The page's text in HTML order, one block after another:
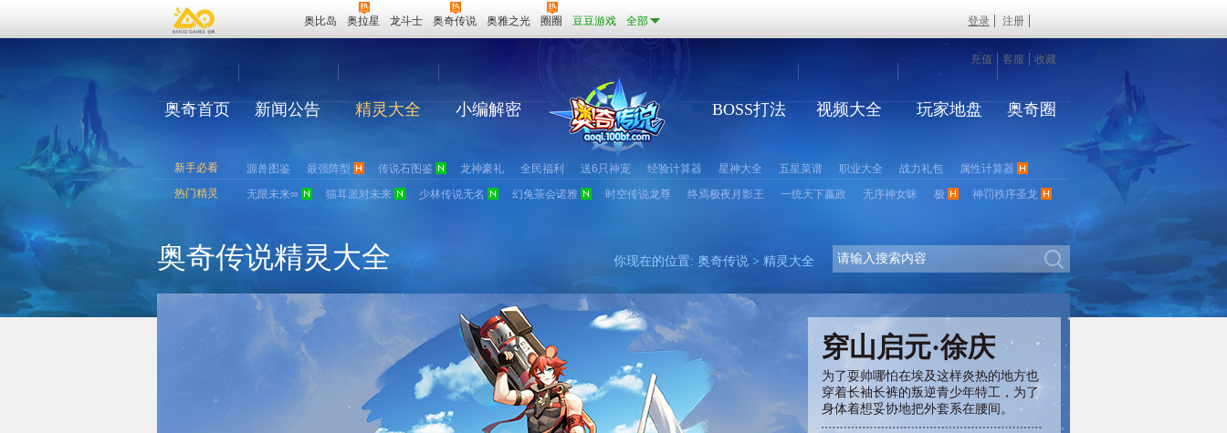
奥比岛 奥拉星 龙斗士 奥奇传说 奥雅之光 圈圈 豆豆游戏 全部 登录 注册
充值 客服 收藏
奥奇首页 新闻公告 精灵大全 小编解密 BOSS打法 视频大全 玩家地盘 奥奇圈
新手必看 源兽图鉴 最强阵型 传说石图鉴 龙神豪礼 全民福利 送6只神宠 经验计算器 星神大全 五星菜谱 职业大全 战力礼包
属性计算器
热门精灵
无限未来∞ 猫耳派对未来 少林传说无名 幻兔茶会诺雅 时空传说龙尊 终焉极夜月影王 一统天下嬴政 无序神女昧 极 神罚秩序圣龙
奥奇传说精灵大全 你现在的位置: 奥奇传说 > 精灵大全
穿山启元·徐庆
为了耍帅哪怕在埃及这样炎热的地方也
穿着长袖长裤的叛逆青少年特工，为了
身体着想妥协地把外套系在腰间。